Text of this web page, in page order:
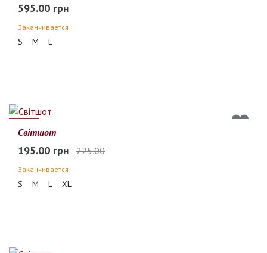
595.00 грн
Заканчивается
S M L
13%
Світшот
195.00 грн 225.00
Заканчивается
S M L XL